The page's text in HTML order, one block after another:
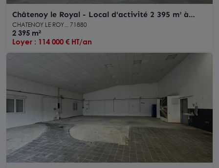
Châtenoy le Royal - Local d'activité 2 395 m² à
louer
CHATENOY LE ROY... 71880
2 395 m²
Loyer : 114 000 € HT/an